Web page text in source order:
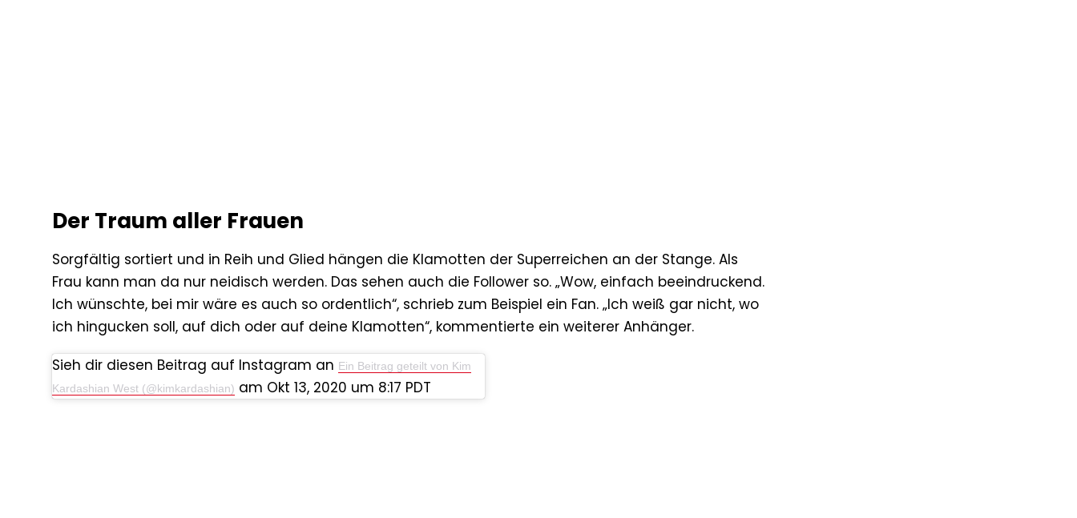
Der Traum aller Frauen
Sorgfältig sortiert und in Reih und Glied hängen die Klamotten der Superreichen an der Stange. Als
Frau kann man da nur neidisch werden. Das sehen auch die Follower so. „Wow, einfach beeindruckend.
Ich wünschte, bei mir wäre es auch so ordentlich“, schrieb zum Beispiel ein Fan. „Ich weiß gar nicht, wo
ich hingucken soll, auf dich oder auf deine Klamotten“, kommentierte ein weiterer Anhänger.
Sieh dir diesen Beitrag auf Instagram an Ein Beitrag geteilt von Kim
Kardashian West (@kimkardashian) am Okt 13, 2020 um 8:17 PDT